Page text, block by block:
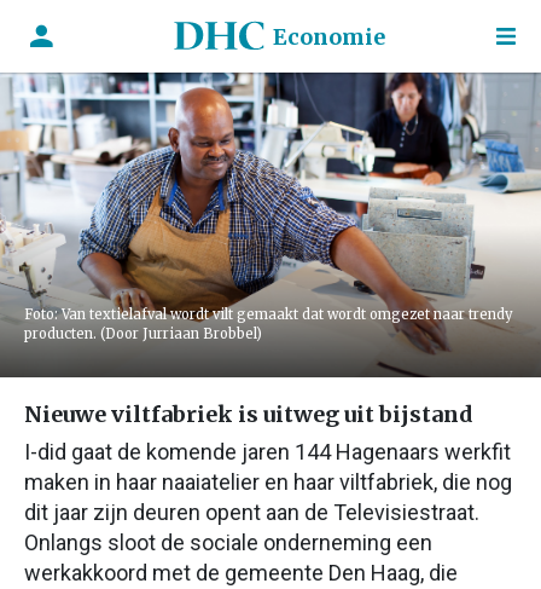
Economie
Foto: Van textielafval wordt vilt gemaakt dat wordt omgezet naar trendy
producten. (Door Jurriaan Brobbel)
Nieuwe viltfabriek is uitweg uit bijstand
I-did gaat de komende jaren 144 Hagenaars werkfit
maken in haar naaiatelier en haar viltfabriek, die nog
dit jaar zijn deuren opent aan de Televisiestraat.
Onlangs sloot de sociale onderneming een
werkakkoord met de gemeente Den Haag, die